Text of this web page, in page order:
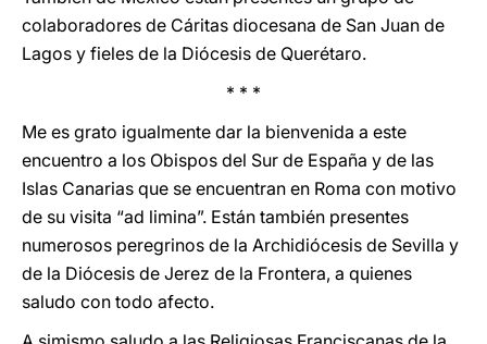
colaboradores de Cáritas diocesana de San Juan de
Lagos y fieles de la Diócesis de Querétaro.
* * *
Me es grato igualmente dar la bienvenida a este
encuentro a los Obispos del Sur de España y de las
Islas Canarias que se encuentran en Roma con motivo
de su visita “ad limina”. Están también presentes
numerosos peregrinos de la Archidiócesis de Sevilla y
de la Diócesis de Jerez de la Frontera, a quienes
saludo con todo afecto.